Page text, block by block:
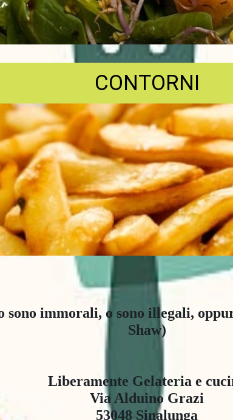
CONTORNI
sono immorali, o sono illegali,
Shaw)
Liberamente Gelateria e
Via Alduino Grazi
53048 Sinalunga